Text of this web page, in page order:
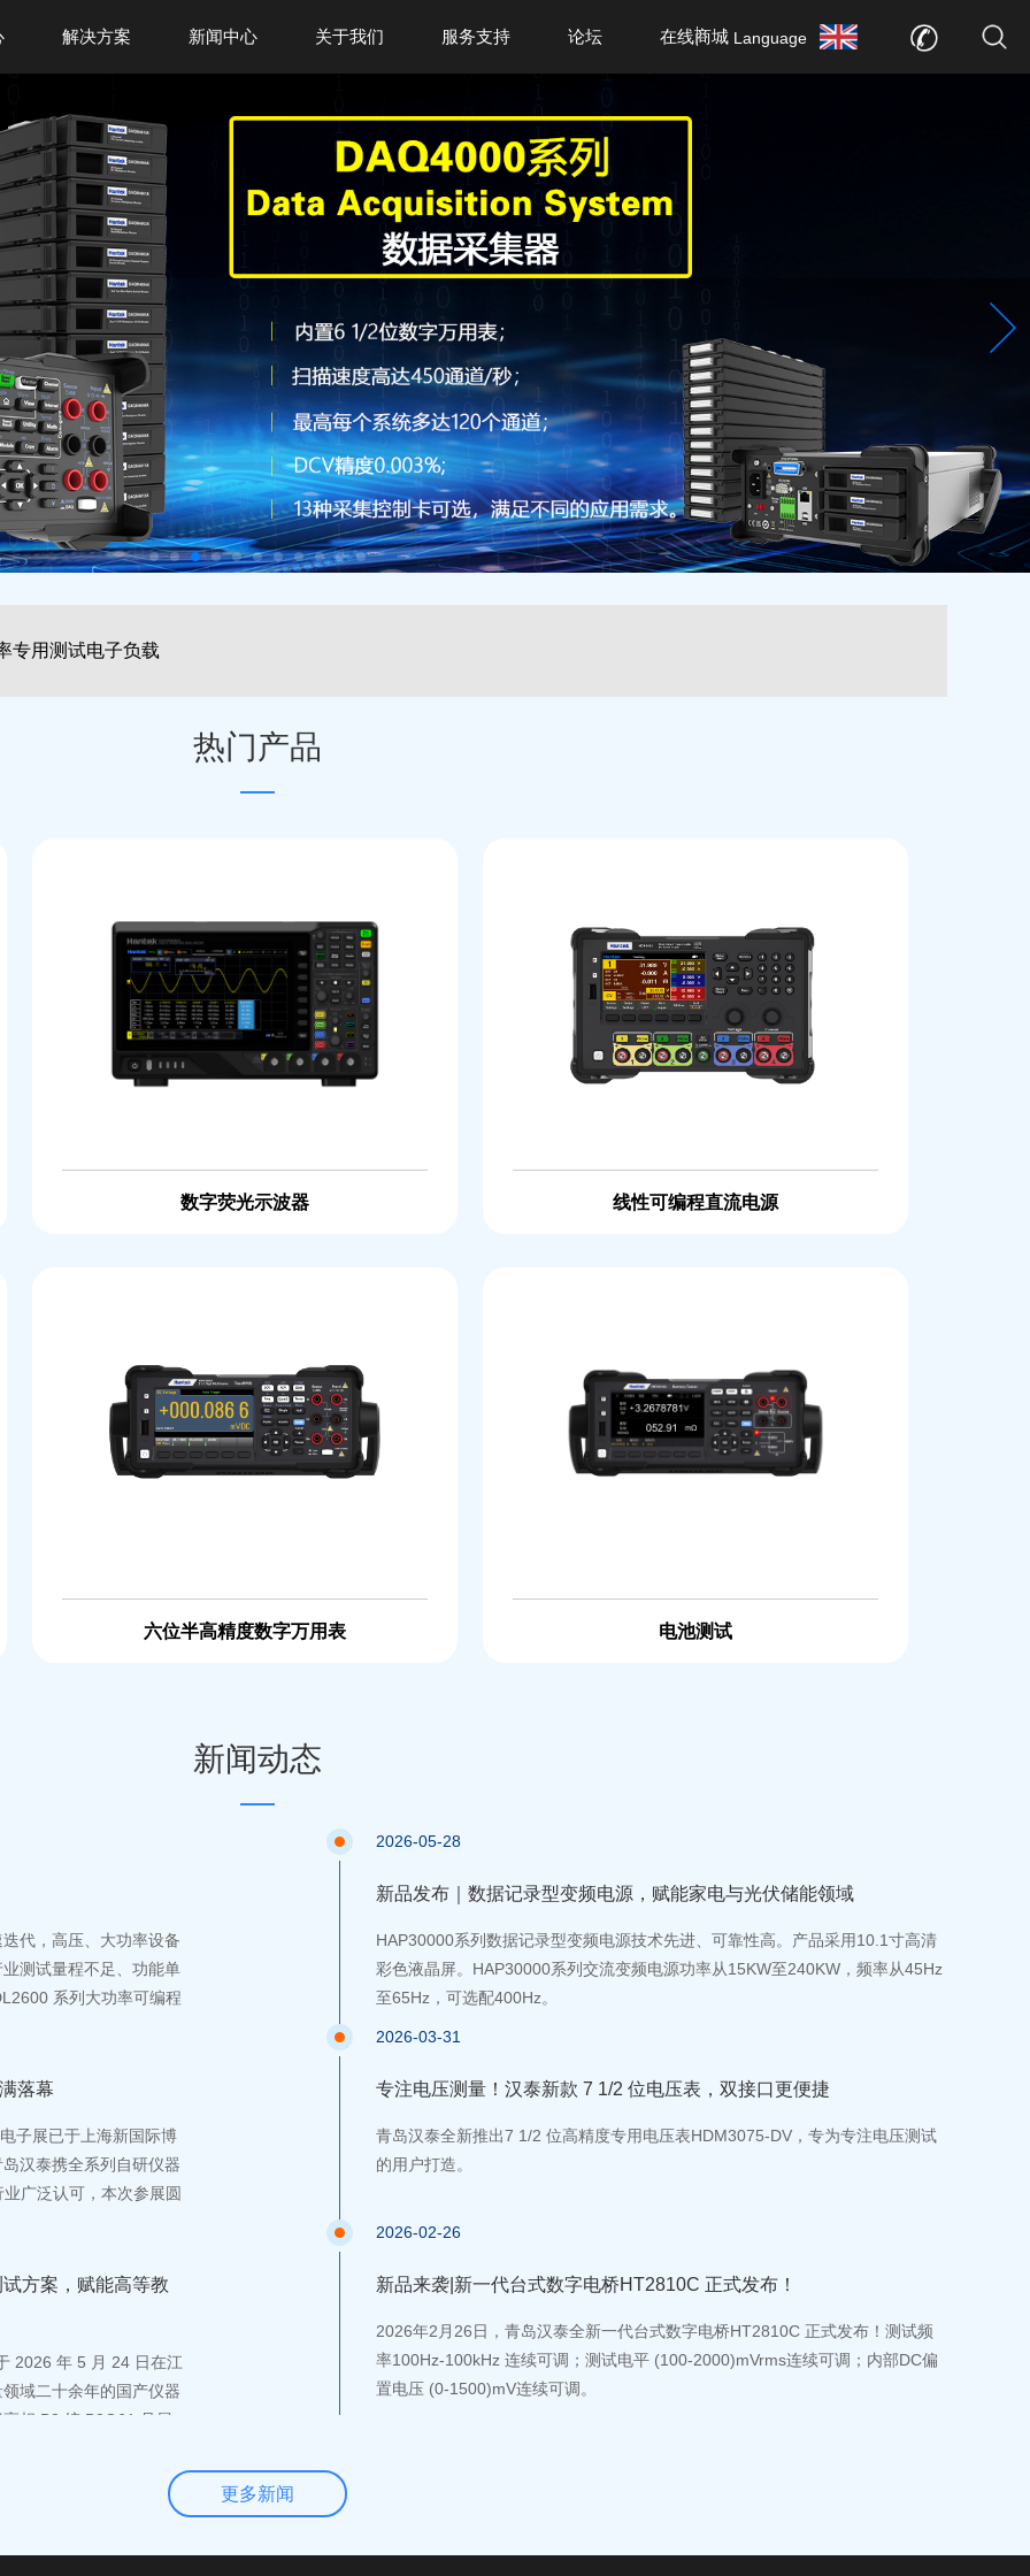
在线商城
论坛
服务支持
关于我们
新闻中心
解决方案 Language
热门产品
数字荧光示波器 线性可编程直流电源
六位半高精度数字万用表 电池测试
新闻动态
代，高压、大功率设备
测试量程不足、功能单
系列大功率可编程
业提供高性价比国产化
落幕
子展已于上海新国际博
汉泰携全系列自研仪器
广泛认可，本次参展圆
方案，赋能高等教
2026 年 5 月 24 日在江
域二十余年的国产仪器
相 B3 馆 B3G61 号展
2026-05-28
新品发布｜数据记录型变频电源，赋能家电与光伏储能领域
HAP30000系列数据记录型变频电源技术先进、可靠性高。产品采用10.1寸高清
彩色液晶屏。HAP30000系列交流变频电源功率从15KW至240KW，频率从45Hz
至65Hz，可选配400Hz。
2026-03-31
专注电压测量！汉泰新款 7 1/2 位电压表，双接口更便捷
青岛汉泰全新推出7 1/2 位高精度专用电压表HDM3075-DV，专为专注电压测试
的用户打造。
2026-02-26
新品来袭|新一代台式数字电桥HT2810C 正式发布！
2026年2月26日，青岛汉泰全新一代台式数字电桥HT2810C 正式发布！测试频
率100Hz-100kHz 连续可调；测试电平 (100-2000)mVrms连续可调；内部DC偏
置电压 (0-1500)mV连续可调。
更多新闻